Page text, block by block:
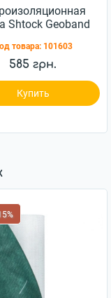
Shtock Geoband
товара: 101603
585 грн.
Купить